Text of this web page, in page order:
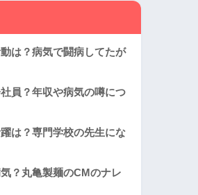
は？病気で闘病してたが
員？年収や病気の噂につ
は？専門学校の先生にな
？丸亀製麺のCMのナレ